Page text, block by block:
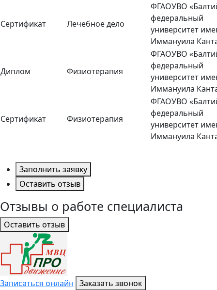
Сертификат Лечебное дело
ФГАОУВО
федеральный
университет
Иммануила
Диплом Физиотерапия
ФГАОУВО
федеральный
университет
Иммануила
Сертификат Физиотерапия
ФГАОУВО
федеральный
университет
Иммануила
Заполнить заявку
Оставить отзыв
Отзывы о работе специалиста
Оставить отзыв
Записаться онлайн Заказать звонок